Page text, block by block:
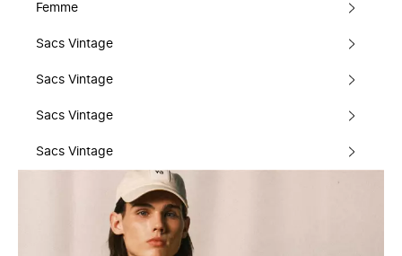
Femme
Sacs Vintage
Sacs Vintage
Sacs Vintage
Sacs Vintage